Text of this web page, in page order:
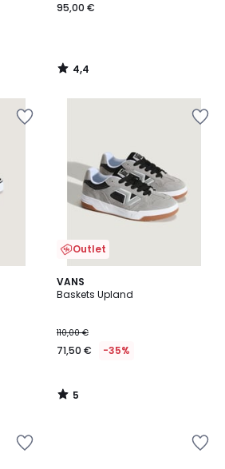
95,00 €
4,4
/
Outlet
VANS
Baskets Upland
110,00 €
71,50 € -35%
5
/
5
/